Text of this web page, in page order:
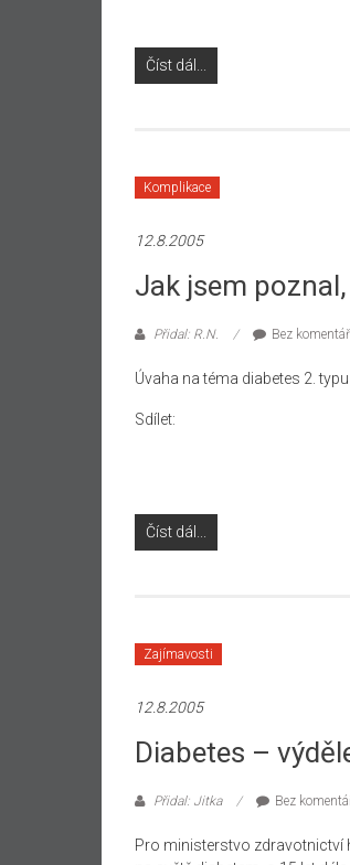
Číst dál...
Komplikace
12.8.2005
Jak jsem
Přidal: R.N. Bez
Úvaha na téma diabetes 2.
Sdílet:
Číst dál...
Zajímavosti
12.8.2005
Diabetes –
Přidal: Jitka Bez
Pro ministerstvo zdravotnictví